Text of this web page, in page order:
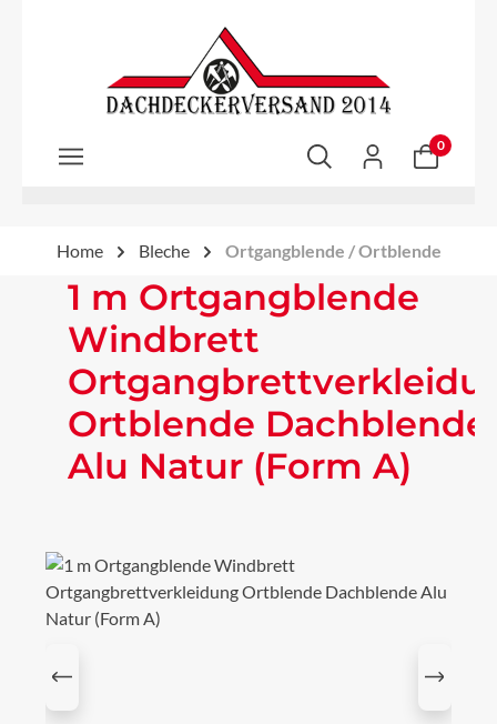
Zum Hauptinhalt springen
0
Home Bleche Ortgangblende / Ortblende
1 m Ortgangblende
Windbrett
Ortblende Dachblende
Alu Natur (Form A)
Bildergalerie überspringen